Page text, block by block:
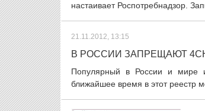
настаивает Роспотребнадзор.
21.11.2012, 13:15
В РОССИИ ЗАПРЕЩАЮТ
Популярный в России и мире
ближайшее время в этот реестр